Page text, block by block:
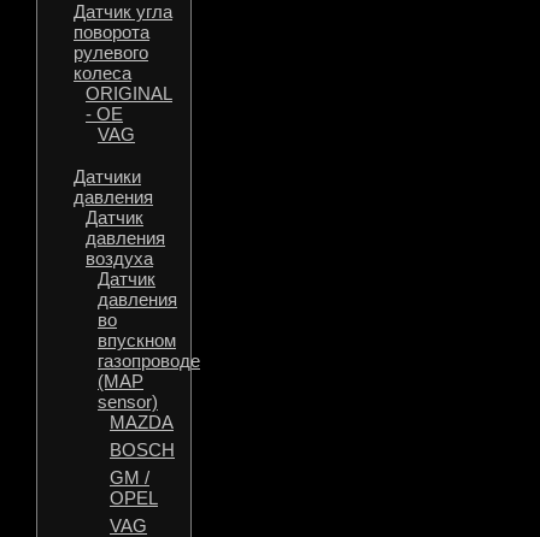
Датчик угла
поворота
рулевого
колеса
ORIGINAL
- OE
VAG
Датчики
давления
Датчик
давления
воздуха
Датчик
давления
во
впускном
газопроводе
(MAP
sensor)
MAZDA
BOSCH
GM /
OPEL
VAG